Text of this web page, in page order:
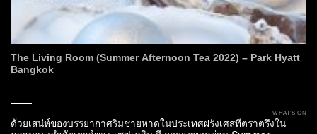
The Living Room (Summer Afternoon Tea 2022) – Park Hyatt
Bangkok
WHAT’S ON
ด้วยเสน่ห์ของบรรยากาศริมชายหาดในประเทศฝรั่งเศสที่ตราตรึงใน